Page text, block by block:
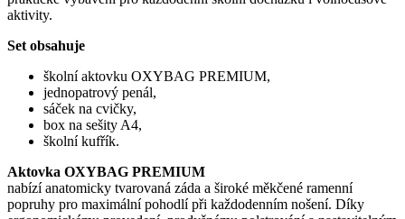
aktivity.
Set obsahuje
školní aktovku OXYBAG PREMIUM,
jednopatrový penál,
sáček na cvičky,
box na sešity A4,
školní kufřík.
Aktovka OXYBAG PREMIUM
nabízí anatomicky tvarovaná záda a široké měkčené ramenní
popruhy pro maximální pohodlí při každodenním nošení. Díky